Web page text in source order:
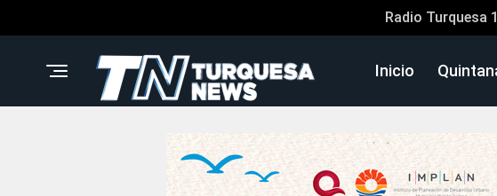
Radio Turquesa
Inicio